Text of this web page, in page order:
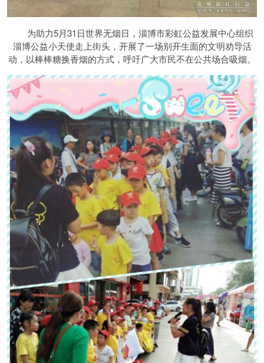
为助力5月31日世界无烟日，淄博市彩虹公益发展中心组织
淄博公益小天使走上街头，开展了一场别开生面的文明劝导活
动，以棒棒糖换香烟的方式，呼吁广大市民不在公共场合吸烟。